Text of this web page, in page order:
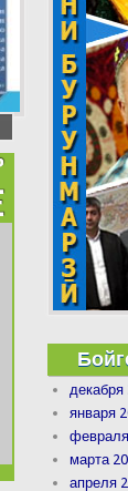
декабря
января
марта
апреля